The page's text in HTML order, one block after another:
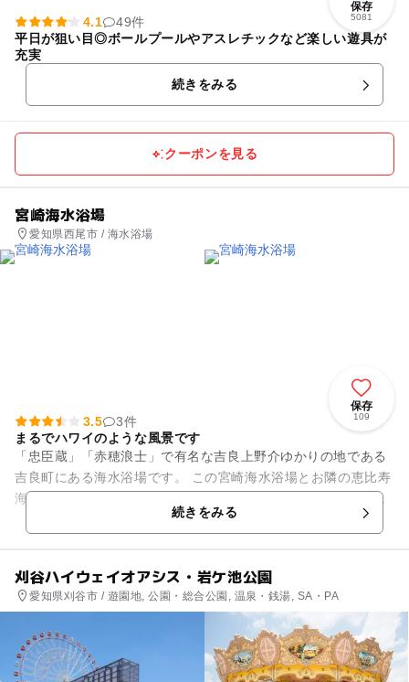
保存
5081
4.1
49件
平日が狙い目◎ボールプールやアスレチックなど楽しい遊具が
充実
続きをみる
クーポンを見る
宮崎海水浴場
愛知県西尾市 / 海水浴場
保存
109
3.5
3件
まるでハワイのような風景です
「忠臣蔵」「赤穂浪士」で有名な吉良上野介ゆかりの地である
吉良町にある海水浴場です。 この宮崎海水浴場とお隣の恵比寿
海水浴場のビーチは吉良ワイキキビーチと名付けられ南国ハワ
続きをみる
刈谷ハイウェイオアシス・岩ケ池公園
愛知県刈谷市 / 遊園地, 公園・総合公園, 温泉・銭湯, SA・PA